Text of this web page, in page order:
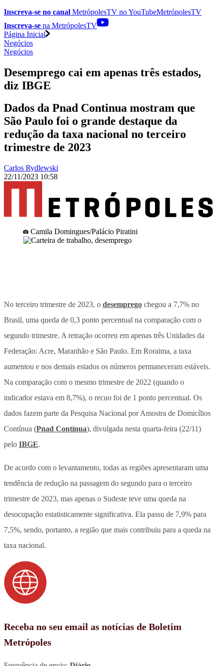
Inscreva-se no canal MetrópolesTV noYouTubeMetrópolesTV
Inscreva-se na MetrópolesTV
Página Inicial
Negócios
Negócios
Desemprego cai em apenas três estados,
diz IBGE
Dados da Pnad Continua mostram que
São Paulo foi o grande destaque da
redução da taxa nacional no terceiro
trimestre de 2023
Carlos Rydlewski
22/11/2023 10:58
Camila Domingues/Palácio Piratini
No terceiro trimestre de 2023, o desemprego chegou a 7,7% no
Brasil, uma queda de 0,3 ponto percentual na comparação com o
segundo trimestre. A retração ocorreu em apenas três Unidades da
Federação: Acre, Maranhão e São Paulo. Em Roraima, a taxa
aumentou e nos demais estados os números permaneceram estáveis.
Na comparação com o mesmo trimestre de 2022 (quando o
indicador estava em 8,7%), o recuo foi de 1 ponto percentual. Os
dados fazem parte da Pesquisa Nacional por Amostra de Domicílios
Contínua (Pnad Contínua), divulgada nesta quarta-feira (22/11)
pelo IBGE.
De acordo com o levantamento, todas as regiões apresentaram uma
tendência de redução na passagem do segundo para o terceiro
trimestre de 2023, mas apenas o Sudeste teve uma queda na
desocupação estatisticamente significativa. Ela passu de 7,9% para
7,5%, sendo, portanto, a região que mais contribuiu para a queda na
taxa nacional.
Receba no seu email as notícias de Boletim
Metrópoles